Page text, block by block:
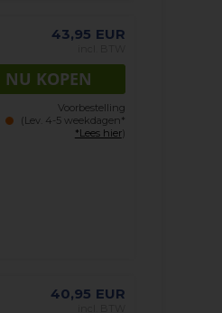
43,95 EUR
Voorbestelling
(Lev. 4-5 weekdagen*
*Lees hier)
40,95 EUR